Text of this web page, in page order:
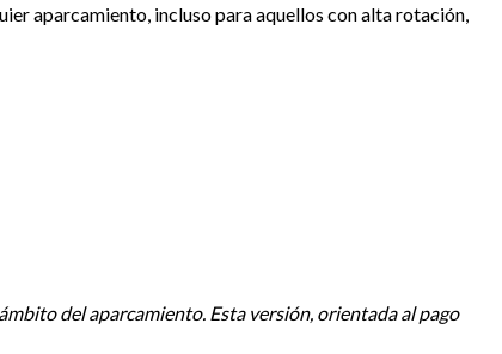
aparcamiento, incluso para aquellos con alta rotación,
del aparcamiento. Esta versión, orientada al pago